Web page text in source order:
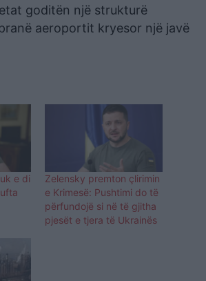
goditën një strukturë
aeroportit kryesor një javë
e di
Zelensky premton çlirimin
e Krimesë: Pushtimi do të
përfundojë si në të gjitha
pjesët e tjera të Ukrainës